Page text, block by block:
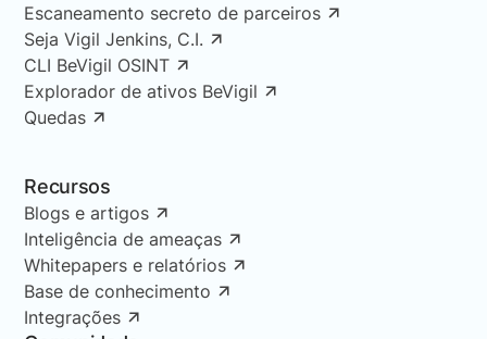
Escaneamento secreto de parceiros
Seja Vigil Jenkins, C.I.
CLI BeVigil OSINT
Explorador de ativos BeVigil
Quedas
Recursos
Blogs e artigos
Inteligência de ameaças
Whitepapers e relatórios
Base de conhecimento
Integrações